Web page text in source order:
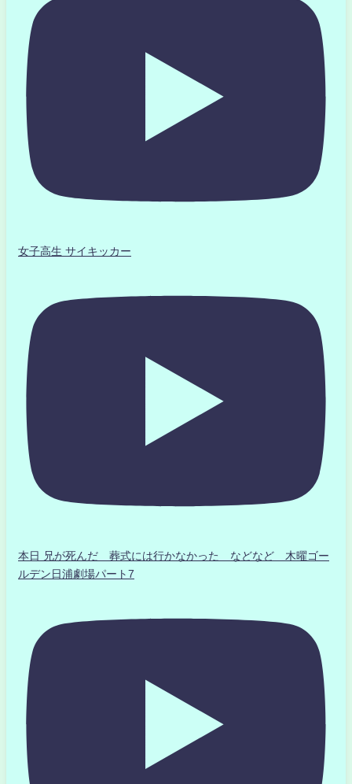
女子高生 サイキッカー
本日 兄が死んだ 葬式には行かなかった などなど 木曜ゴー
ルデン日浦劇場パート7